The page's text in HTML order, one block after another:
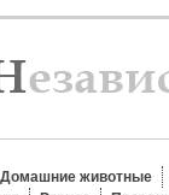
Домашние животные